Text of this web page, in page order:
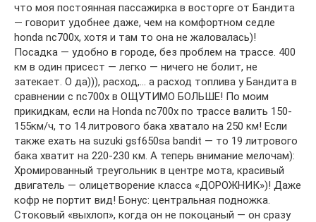
что моя постоянная пассажирка в восторге от Бандита
— говорит удобнее даже, чем на комфортном седле
honda nc700x, хотя и там то она не жаловалась)!
Посадка — удобно в городе, без проблем на трассе. 400
км в один присест — легко — ничего не болит, не
затекает. О да))), расход,… а расход топлива у Бандита в
сравнении с nc700x в ОЩУТИМО БОЛЬШЕ! По моим
прикидкам, если на Honda nc700x по трассе валить 150-
155км/ч, то 14 литрового бака хватало на 250 км! Если
также ехать на suzuki gsf650sa bandit — то 19 литрового
бака хватит на 220-230 км. А теперь внимание мелочам):
Хромированный треугольник в центре мота, красивый
двигатель — олицетворение класса «ДОРОЖНИК»)! Даже
кофр не портит вид! Бонус: центральная подножка.
Стоковый «выхлоп», когда он не покоцаный — он сразу